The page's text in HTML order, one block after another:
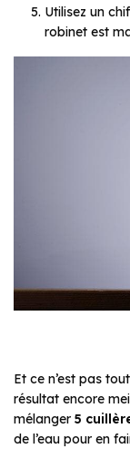
Utilisez un
robinet est
Et ce n’est pas
résultat encore
mélanger 5
de l’eau pour en